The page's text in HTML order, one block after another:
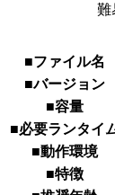
難易度（簡
■ファイル名
■バージョン
■容量
■必要ランタイ
■動作環境
■特徴